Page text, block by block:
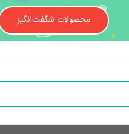
محصولات شگفت‌انگیز